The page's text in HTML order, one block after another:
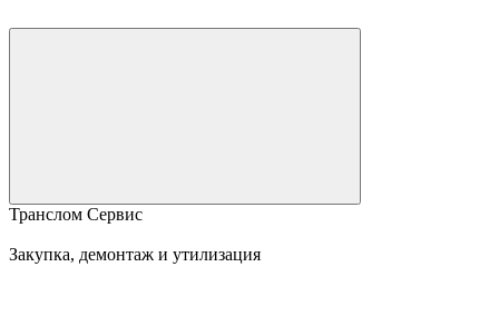
Транслом Сервис
Закупка, демонтаж и утилизация